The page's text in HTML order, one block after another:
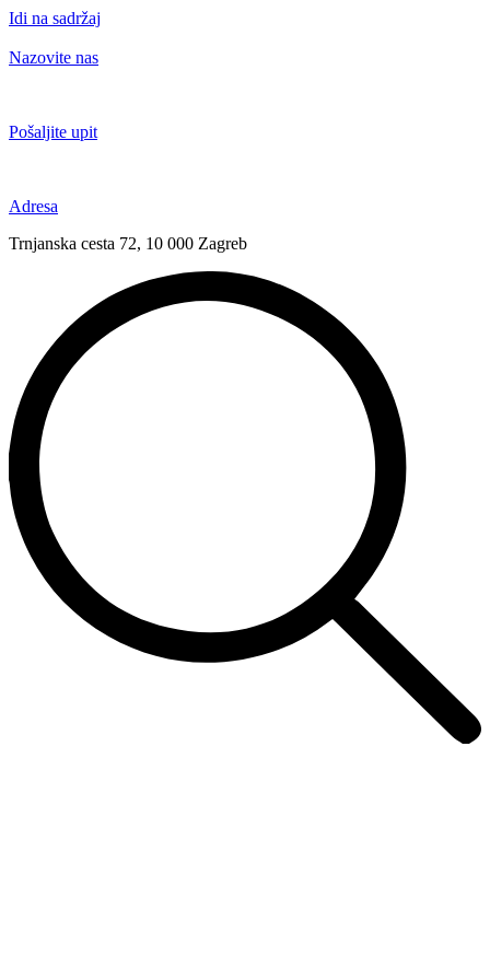
Idi na sadržaj
Nazovite nas
Pošaljite upit
Adresa
Trnjanska cesta 72, 10 000 Zagreb